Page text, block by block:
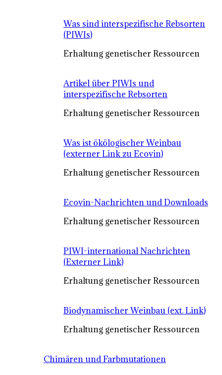
Was sind interspezifische Rebsorten
(PIWIs)
Erhaltung genetischer Ressourcen
Artikel über PIWIs und
interspezifische Rebsorten
Erhaltung genetischer Ressourcen
Was ist ökölogischer Weinbau
(externer Link zu Ecovin)
Erhaltung genetischer Ressourcen
Ecovin-Nachrichten und Downloads
Erhaltung genetischer Ressourcen
PIWI-international Nachrichten
(Externer Link)
Erhaltung genetischer Ressourcen
Biodynamischer Weinbau (ext. Link)
Erhaltung genetischer Ressourcen
Chimären und Farbmutationen